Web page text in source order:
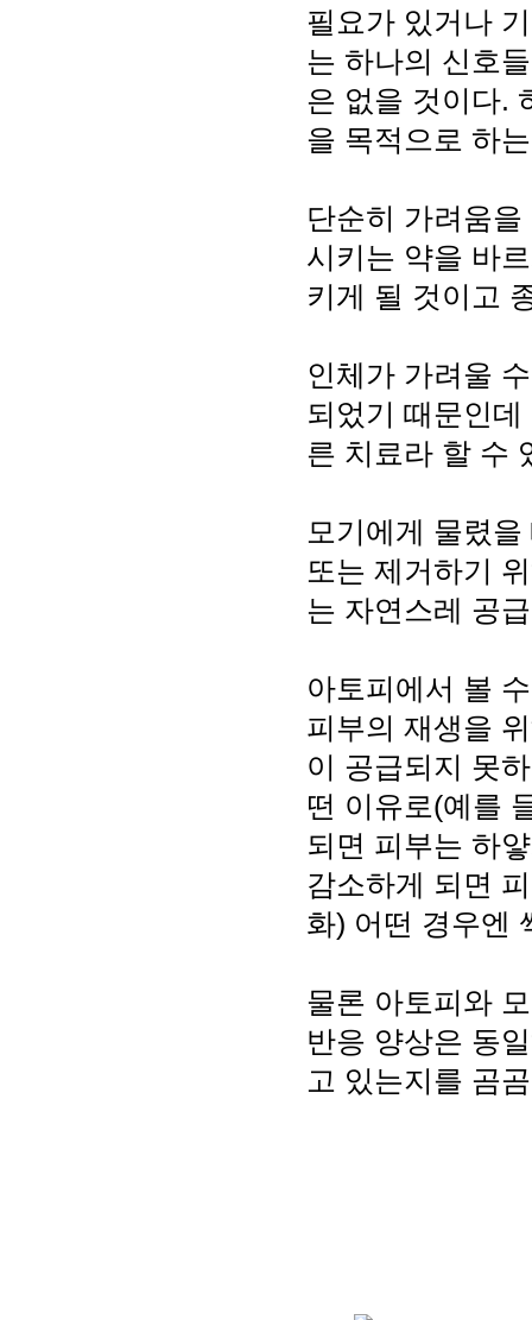
필요가 있거나
는 하나의 신호
은 없을 것이다.
을 목적으로 하
단순히 가려움
시키는 약을 바
키게 될 것이고
인체가 가려울
되었기 때문인
른 치료라 할 수
모기에게 물렸
또는 제거하기
는 자연스레 공
아토피에서 볼
피부의 재생을
이 공급되지 못
떤 이유로(예를
되면 피부는 하
감소하게 되면
화) 어떤 경우엔
물론 아토피와
반응 양상은 동
고 있는지를 곰